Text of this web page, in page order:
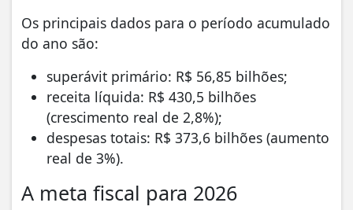
Os principais dados para o período acumulado
do ano são:
superávit primário: R$ 56,85 bilhões;
receita líquida: R$ 430,5 bilhões
(crescimento real de 2,8%);
despesas totais: R$ 373,6 bilhões (aumento
real de 3%).
A meta fiscal para 2026